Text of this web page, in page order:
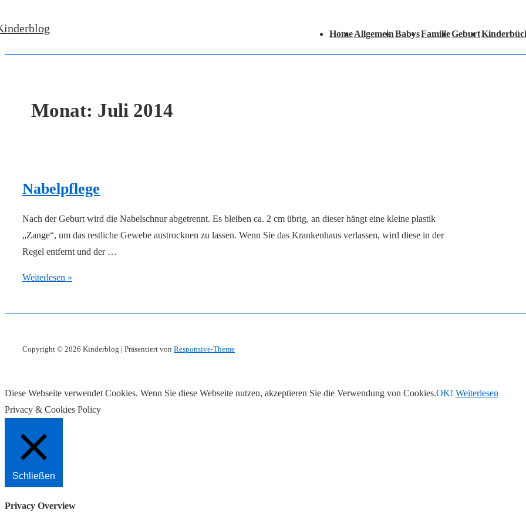
Zum
HomeAllgemeinBabysFamilieGeburt
Monat: Juli 2014
Nabelpflege
Nach der Geburt wird die Nabelschnur abgetrennt. Es bleiben ca. 2 cm übrig, an dieser hängt eine kleine plastik
„Zange“, um das restliche Gewebe austrocknen zu lassen. Wenn Sie das Krankenhaus verlassen, wird diese in der
Regel entfernt und der …
Nabelpflege
Weiterlesen »
Copyright © 2026 Kinderblog | Präsentiert von Responsive-Theme
Diese Webseite verwendet Cookies. Wenn Sie diese Webseite nutzen, akzeptieren Sie die Verwendung von Cookies.OK! Weiterlesen
Privacy & Cookies Policy
Schließen
Privacy Overview